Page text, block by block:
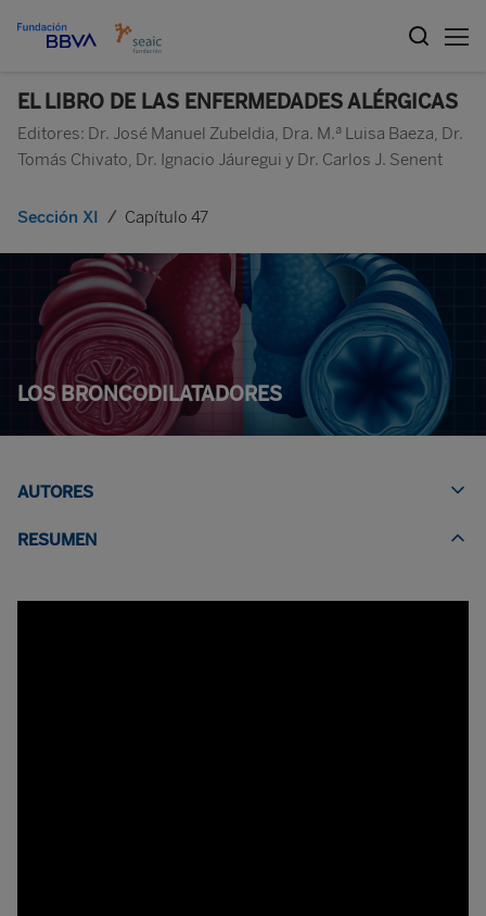
EL LIBRO DE LAS ENFERMEDADES ALÉRGICAS
Editores: Dr. José Manuel Zubeldia, Dra. M.ª Luisa Baeza, Dr.
Tomás Chivato, Dr. Ignacio Jáuregui y Dr. Carlos J. Senent
Sección XI / Capítulo 47
LOS BRONCODILATADORES
RESUMEN
AUTORES